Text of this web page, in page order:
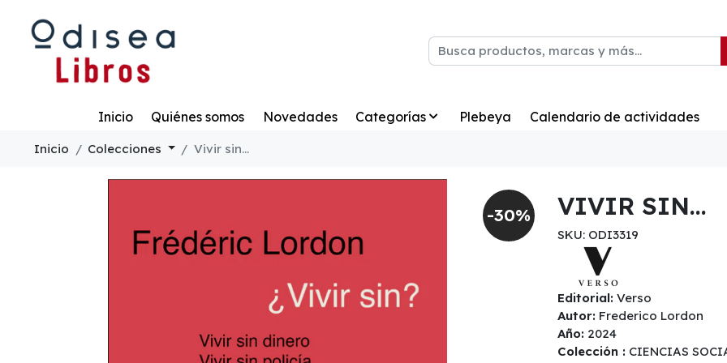
Inicio Quiénes somos Novedades Categorías Plebeya Calendario de actividades
Inicio Colecciones Vivir sin...
-30% VIVIR SIN...
SKU: ODI3319
Editorial: Verso
Autor: Frederico Lordon
Año: 2024
Colección : CIENCIAS